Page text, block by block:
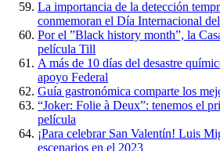
La importancia de la detección
conmemoran el Día Internacional
Por el ”Black history month”, la
película Till
A más de 10 días del desastre
apoyo Federal
Guía gastronómica comparte los
“Joker: Folie à Deux”: tenemos el
película
¡Para celebrar San Valentín! Luis
escenarios en el 2023